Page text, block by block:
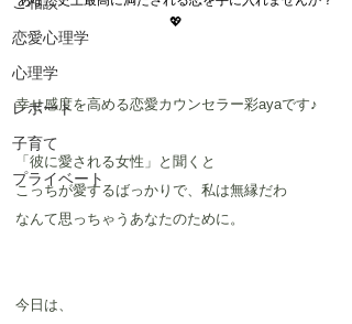
恋愛心理学
心理学
レポート
子育て
プライベート
💖
幸せ感度を高める恋愛カウンセラー彩ayaです♪
「彼に愛される女性」と聞くと
こっちが愛するばっかりで、私は無縁だわ
なんて思っちゃうあなたのために。
今日は、